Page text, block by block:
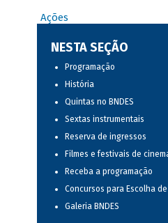
Ações
NESTA SEÇÃO
Programação
História
Quintas no BNDES
Sextas instrumentais
Reserva de ingressos
Filmes e festivais de
Receba a programação
Concursos para Escolha
Galeria BNDES